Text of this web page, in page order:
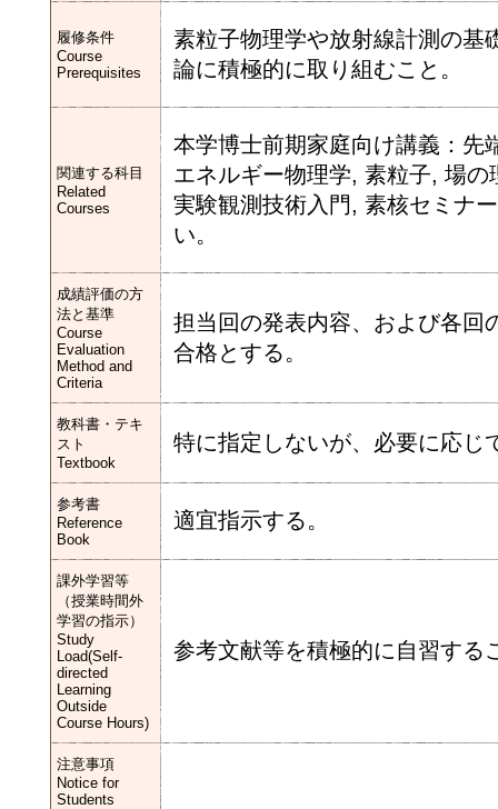
履修条件
Course
Prerequisites
素粒子物理学や放射線計測の基
論に積極的に取り組むこと。
関連する科目
Related
Courses
本学博士前期家庭向け講義：
エネルギー物理学, 素粒子, 場
実験観測技術入門, 素核セミナ
い。
成績評価の方
法と基準
Course
Evaluation
Method and
Criteria
担当回の発表内容、および各回
合格とする。
教科書・テキ
スト
Textbook
特に指定しないが、必要に応じ
参考書
Reference
Book
適宜指示する。
課外学習等
（授業時間外
学習の指示）
Study
Load(Self-
directed
Learning
Outside
Course Hours)
参考文献等を積極的に自習する
注意事項
Notice for
Students